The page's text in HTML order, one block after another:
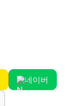
네이버